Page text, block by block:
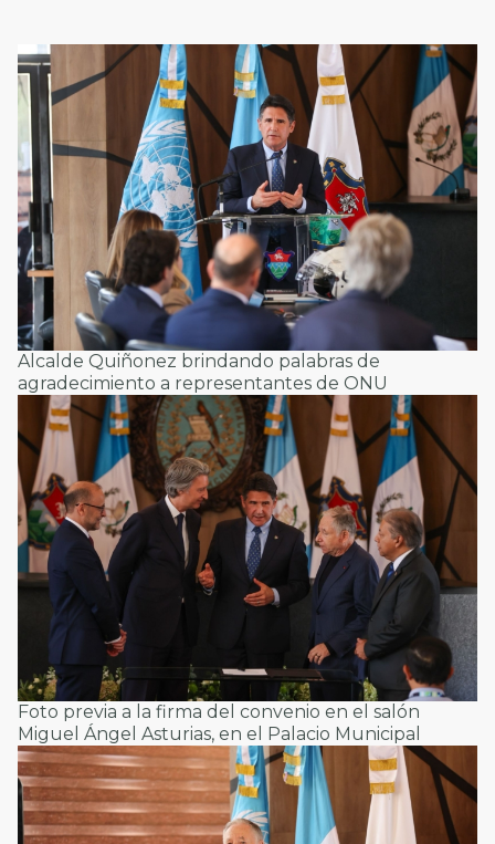
Alcalde Quiñonez brindando palabras de
agradecimiento a representantes de ONU
Foto previa a la firma del convenio en el salón
Miguel Ángel Asturias, en el Palacio Municipal